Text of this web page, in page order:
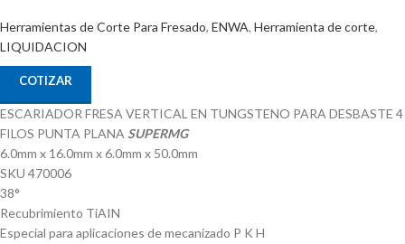
Herramientas de Corte Para Fresado, ENWA, Herramienta de corte,
LIQUIDACION
COTIZAR
ESCARIADOR FRESA VERTICAL EN TUNGSTENO PARA DESBASTE 4
FILOS PUNTA PLANA SUPERMG
6.0mm x 16.0mm x 6.0mm x 50.0mm
SKU 470006
38°
Recubrimiento TiAIN
Especial para aplicaciones de mecanizado P K H